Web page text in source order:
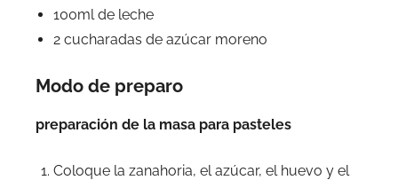
100ml de leche
2 cucharadas de azúcar moreno
Modo de preparo
preparación de la masa para pasteles
Coloque la zanahoria, el azúcar, el huevo y el